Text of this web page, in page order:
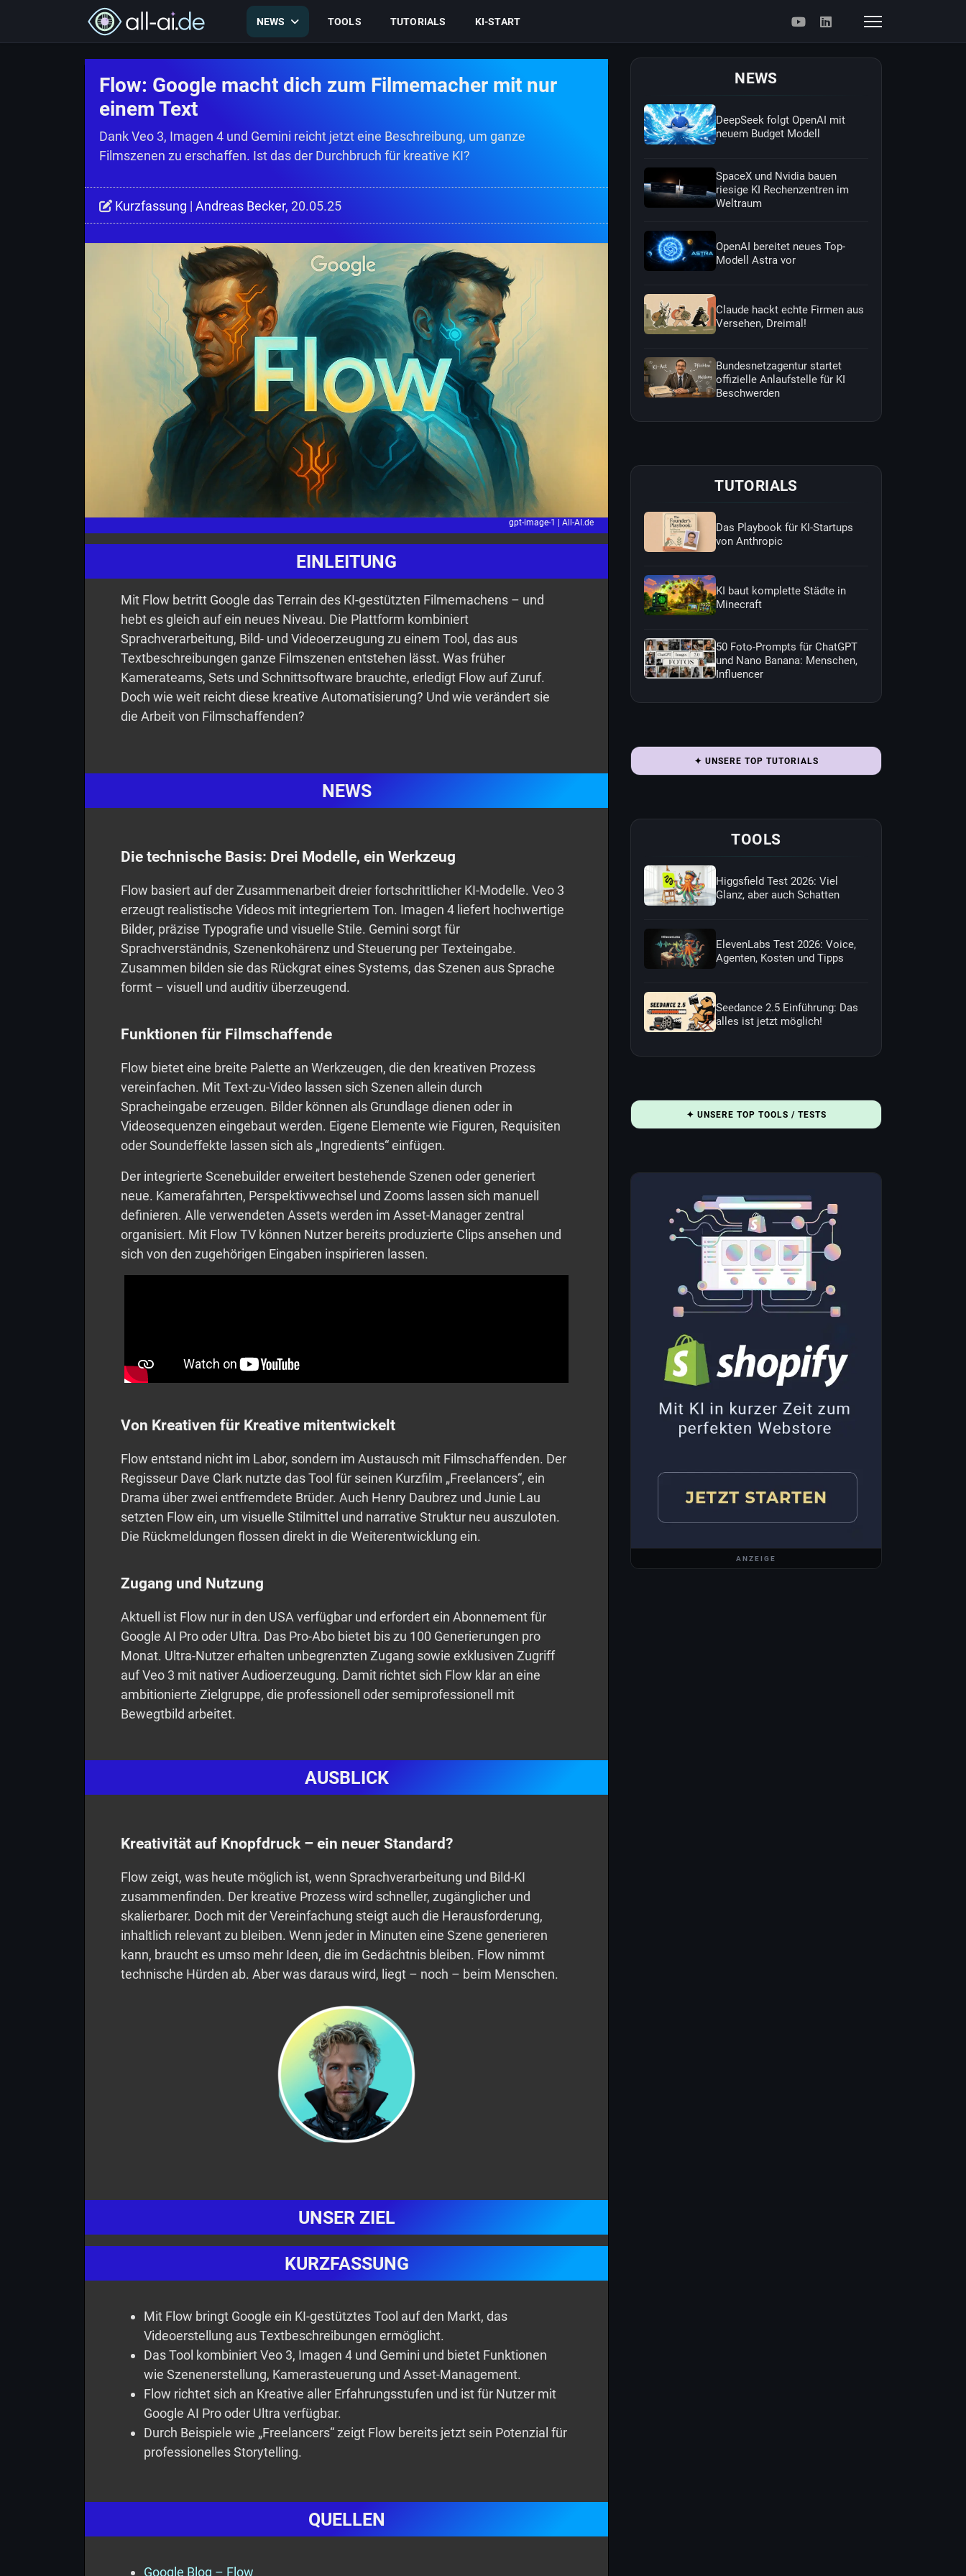
NEWS TOOLS TUTORIALS KI-START
Flow: Google macht dich zum Filmemacher mit nur
einem Text
Dank Veo 3, Imagen 4 und Gemini reicht jetzt eine Beschreibung, um ganze
Filmszenen zu erschaffen. Ist das der Durchbruch für kreative KI?
Kurzfassung | Andreas Becker, 20.05.25
gpt-image-1 | All-AI.de
EINLEITUNG
Mit Flow betritt Google das Terrain des KI-gestützten Filmemachens – und
hebt es gleich auf ein neues Niveau. Die Plattform kombiniert
Sprachverarbeitung, Bild- und Videoerzeugung zu einem Tool, das aus
Textbeschreibungen ganze Filmszenen entstehen lässt. Was früher
Kamerateams, Sets und Schnittsoftware brauchte, erledigt Flow auf Zuruf.
Doch wie weit reicht diese kreative Automatisierung? Und wie verändert sie
die Arbeit von Filmschaffenden?
NEWS
Die technische Basis: Drei Modelle, ein Werkzeug
Flow basiert auf der Zusammenarbeit dreier fortschrittlicher KI-Modelle. Veo 3
erzeugt realistische Videos mit integriertem Ton. Imagen 4 liefert hochwertige
Bilder, präzise Typografie und visuelle Stile. Gemini sorgt für
Sprachverständnis, Szenenkohärenz und Steuerung per Texteingabe.
Zusammen bilden sie das Rückgrat eines Systems, das Szenen aus Sprache
formt – visuell und auditiv überzeugend.
Funktionen für Filmschaffende
Flow bietet eine breite Palette an Werkzeugen, die den kreativen Prozess
vereinfachen. Mit Text-zu-Video lassen sich Szenen allein durch
Spracheingabe erzeugen. Bilder können als Grundlage dienen oder in
Videosequenzen eingebaut werden. Eigene Elemente wie Figuren, Requisiten
oder Soundeffekte lassen sich als „Ingredients“ einfügen.
Der integrierte Scenebuilder erweitert bestehende Szenen oder generiert
neue. Kamerafahrten, Perspektivwechsel und Zooms lassen sich manuell
definieren. Alle verwendeten Assets werden im Asset-Manager zentral
organisiert. Mit Flow TV können Nutzer bereits produzierte Clips ansehen und
sich von den zugehörigen Eingaben inspirieren lassen.
Von Kreativen für Kreative mitentwickelt
Flow entstand nicht im Labor, sondern im Austausch mit Filmschaffenden. Der
Regisseur Dave Clark nutzte das Tool für seinen Kurzfilm „Freelancers“, ein
Drama über zwei entfremdete Brüder. Auch Henry Daubrez und Junie Lau
setzten Flow ein, um visuelle Stilmittel und narrative Struktur neu auszuloten.
Die Rückmeldungen flossen direkt in die Weiterentwicklung ein.
Zugang und Nutzung
Aktuell ist Flow nur in den USA verfügbar und erfordert ein Abonnement für
Google AI Pro oder Ultra. Das Pro-Abo bietet bis zu 100 Generierungen pro
Monat. Ultra-Nutzer erhalten unbegrenzten Zugang sowie exklusiven Zugriff
auf Veo 3 mit nativer Audioerzeugung. Damit richtet sich Flow klar an eine
ambitionierte Zielgruppe, die professionell oder semiprofessionell mit
Bewegtbild arbeitet.
AUSBLICK
Kreativität auf Knopfdruck – ein neuer Standard?
Flow zeigt, was heute möglich ist, wenn Sprachverarbeitung und Bild-KI
zusammenfinden. Der kreative Prozess wird schneller, zugänglicher und
skalierbarer. Doch mit der Vereinfachung steigt auch die Herausforderung,
inhaltlich relevant zu bleiben. Wenn jeder in Minuten eine Szene generieren
kann, braucht es umso mehr Ideen, die im Gedächtnis bleiben. Flow nimmt
technische Hürden ab. Aber was daraus wird, liegt – noch – beim Menschen.
UNSER ZIEL
KURZFASSUNG
Mit Flow bringt Google ein KI-gestütztes Tool auf den Markt, das
Videoerstellung aus Textbeschreibungen ermöglicht.
Das Tool kombiniert Veo 3, Imagen 4 und Gemini und bietet Funktionen
wie Szenenerstellung, Kamerasteuerung und Asset-Management.
Flow richtet sich an Kreative aller Erfahrungsstufen und ist für Nutzer mit
Google AI Pro oder Ultra verfügbar.
Durch Beispiele wie „Freelancers“ zeigt Flow bereits jetzt sein Potenzial für
professionelles Storytelling.
QUELLEN
Google Blog – Flow
NEWS
DeepSeek folgt OpenAI mit
neuem Budget Modell
SpaceX und Nvidia bauen
riesige KI Rechenzentren im
Weltraum
OpenAI bereitet neues Top-
Modell Astra vor
Claude hackt echte Firmen aus
Versehen, Dreimal!
Bundesnetzagentur startet
offizielle Anlaufstelle für KI
Beschwerden
TUTORIALS
Das Playbook für KI-Startups
von Anthropic
KI baut komplette Städte in
Minecraft
50 Foto-Prompts für ChatGPT
und Nano Banana: Menschen,
Influencer
✦ UNSERE TOP TUTORIALS
TOOLS
Higgsfield Test 2026: Viel
Glanz, aber auch Schatten
ElevenLabs Test 2026: Voice,
Agenten, Kosten und Tipps
Seedance 2.5 Einführung: Das
alles ist jetzt möglich!
✦ UNSERE TOP TOOLS / TESTS
ANZEIGE